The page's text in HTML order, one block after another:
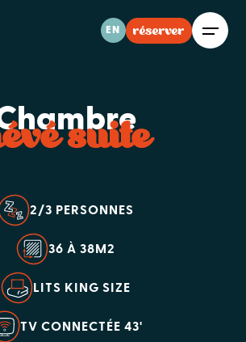
EN réserver
suite
2/3 PERSONNES
36 À 38M2
LITS KING SIZE
TV CONNECTÉE 43'